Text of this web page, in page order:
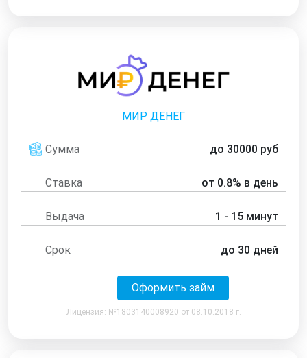
МИР ДЕНЕГ
Сумма до 30000 руб
Ставка от 0.8% в день
Выдача 1 - 15 минут
Срок до 30 дней
Оформить займ
Лицензия: №1803140008920 от 08.10.2018 г.